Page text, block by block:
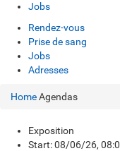
Jobs
Rendez-vous
Prise de sang
Jobs
Adresses
HomeAgendas
Exposition
Start: 08/06/26,